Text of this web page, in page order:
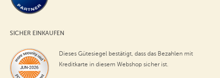
SICHER EINKAUFEN
Dieses Gütesiegel bestätigt, dass das Bezahlen mit
Kreditkarte in diesem Webshop sicher ist.